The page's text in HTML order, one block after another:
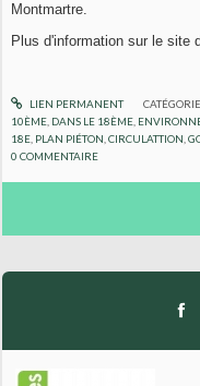
Montmartre.
Plus d'information sur le site
LIEN PERMANENT
10ÈME DANS LE 18ÈME
18E PLAN PIÉTON ,CIRCULATTION ,
0 COMMENTAIRE